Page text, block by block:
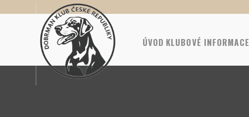
ÚVOD KLUBOVÉ INFORMACE